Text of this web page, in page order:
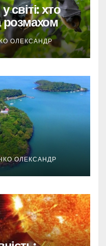
світі: хто
розмахом
ОЛЕКСАНДР
ОЛЕКСАНДР